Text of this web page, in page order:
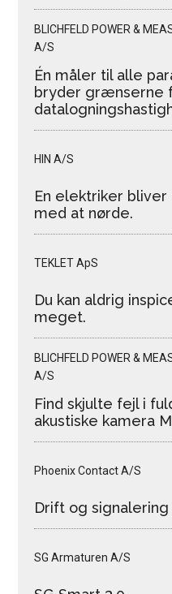
BLICHFELD POWER &
A/S
Én måler til alle
bryder grænserne
HIN A/S
En elektriker
med at nørde.
TEKLET ApS
Du kan aldrig
meget.
BLICHFELD POWER &
A/S
Find skjulte fejl i
akustiske kamera
Phoenix Contact A/S
Drift og
SG Armaturen A/S